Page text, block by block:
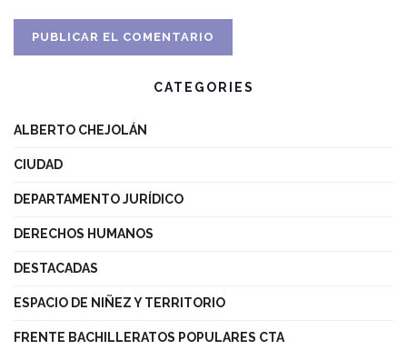
CATEGORIES
ALBERTO CHEJOLÁN
CIUDAD
DEPARTAMENTO JURÍDICO
DERECHOS HUMANOS
DESTACADAS
ESPACIO DE NIÑEZ Y TERRITORIO
FRENTE BACHILLERATOS POPULARES CTA